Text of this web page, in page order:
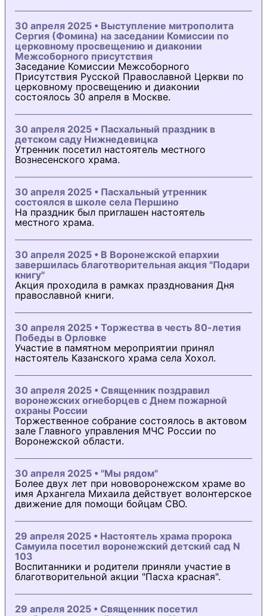
30 апреля 2025 • Выступление митрополита
Сергия (Фомина) на заседании Комиссии по
церковному просвещению и диаконии
Межсоборного присутствия
Заседание Комиссии Межсоборного
Присутствия Русской Православной Церкви по
церковному просвещению и диаконии
состоялось 30 апреля в Москве.
30 апреля 2025 • Пасхальный праздник в
детском саду Нижнедевицка
Утренник посетил настоятель местного
Вознесенского храма.
30 апреля 2025 • Пасхальный утренник
состоялся в школе села Першино
На праздник был приглашен настоятель
местного храма.
30 апреля 2025 • В Воронежской епархии
завершилась благотворительная акция "Подари
книгу"
Акция проходила в рамках празднования Дня
православной книги.
30 апреля 2025 • Торжества в честь 80-летия
Победы в Орловке
Участие в памятном мероприятии принял
настоятель Казанского храма села Хохол.
30 апреля 2025 • Священник поздравил
воронежских огнеборцев с Днем пожарной
охраны России
Торжественное собрание состоялось в актовом
зале Главного управления МЧС России по
Воронежской области.
30 апреля 2025 • "Мы рядом"
Более двух лет при нововоронежском храме во
имя Архангела Михаила действует волонтерское
движение для помощи бойцам СВО.
29 апреля 2025 • Настоятель храма пророка
Самуила посетил воронежский детский сад N
103
Воспитанники и родители приняли участие в
благотворительной акции "Пасха красная".
29 апреля 2025 • Священник посетил